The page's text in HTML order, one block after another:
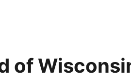
of